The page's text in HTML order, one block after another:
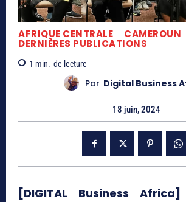
AFRIQUE CENTRALE CAMEROUN
DERNIÈRES PUBLICATIONS
1 min. de lecture
Par Digital Business
18 juin, 2024
[DIGITAL Business